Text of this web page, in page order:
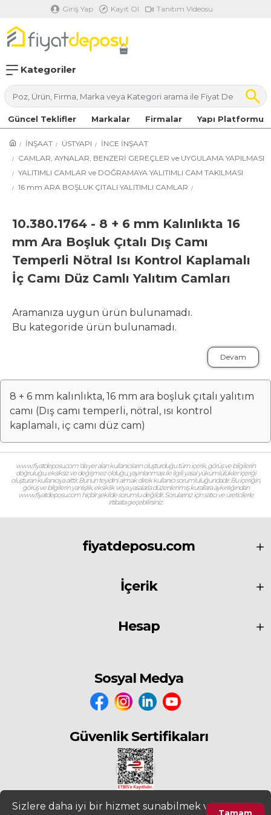
Giriş Yap Kayıt Ol Tanıtım Videosu
Kategoriler
Güncel Teklifler Markalar Firmalar Yapı Platformu
İNŞAAT ÜSTYAPI
İNCE İNŞAAT
CAMLAR, AYNALAR, BENZERİ GEREÇLER ve UYGULAMA YAPILMASI
YALITIMLI CAMLAR ve DOĞRAMAYA YALITIMLI CAM TAKILMASI
16 mm ARA BOŞLUK ÇITALI YALITIMLI CAMLAR
10.380.1764 - 8 + 6 mm Kalınlıkta 16
mm Ara Boşluk Çıtalı Dış Camı
Temperli Nötral Isı Kontrol Kaplamalı
İç Camı Düz Camlı Yalıtım Camları
Aramanıza uygun ürün bulunamadı.
Bu kategoride ürün bulunamadı.
Devam
8 + 6 mm kalınlıkta, 16 mm ara boşluk çıtalı yalıtım
camı (Dış camı temperli, nötral, ısı kontrol
kaplamalı, iç camı düz cam)
www.fiyatdeposu.com ‘da yer alan kullanıcıların oluşturduğu tüm içerik, görüş ve bilgilerin
doğruluğu, eksiksiz ve değişmez olduğu, yayınlanması ile ilgili yasal yükümlülükler içeriği
oluşturan kullanıcıya aittir. Bunun teyidini almak direk kullanıcı sorumluluğundadır. Bu içeriğin,
görüş ve bilgilerin yanlışlık, eksiklik veya yasalarla düzenlenmiş kurallara aykırılığından
www.fiyatdeposu.com hiçbir şekilde sorumlu değildir. Sorularınız için satıcı ve üreticilerle
irtibata geçebilirsiniz.
fiyatdeposu.com
İçerik
Hesap
Sosyal Medya
Güvenlik Sertifikaları
Tamam
Sizlere daha iyi bir hizmet sunabilmek ve